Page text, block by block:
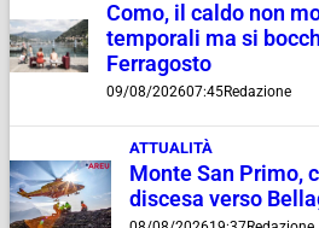
Como, il caldo non
temporali ma si
Ferragosto
09/08/202607:45Redazione
ATTUALITÀ
Monte San Primo,
discesa verso